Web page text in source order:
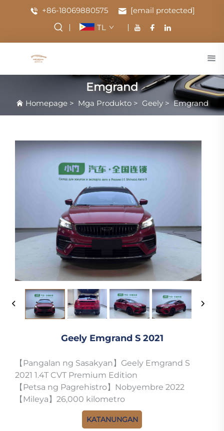
+86-18069880575
[email protected]
TL
Emgrand
Homepage> Mga Produkto> Geely>Emgrand
Geely Emgrand S 2021
【Pangalan ng Sasakyan】Geely Emgrand S
2021 1.4T CVT Premium Edition
【Petsa ng Pagrehistro】Nobyembre 2022
【Mileya】26,000 kilometro
KATANUNGAN